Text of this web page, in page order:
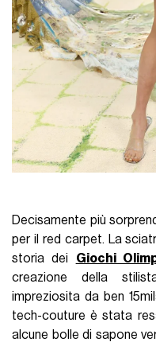
Decisamente più
per il red carpet. La
storia dei Giochi
creazione della
impreziosita da ben
tech-couture è stata
alcune bolle di sapone